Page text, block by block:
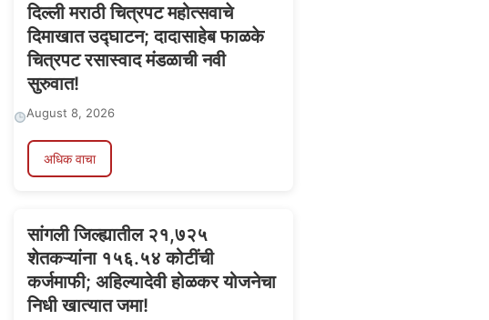
दिल्ली मराठी चित्रपट महोत्सवाचे
दिमाखात उद्घाटन; दादासाहेब फाळके
चित्रपट रसास्वाद मंडळाची नवी
सुरुवात!
August 8, 2026
अधिक वाचा
सांगली जिल्ह्यातील २१,७२५
शेतकऱ्यांना १५६.५४ कोटींची
कर्जमाफी; अहिल्यादेवी होळकर योजनेचा
निधी खात्यात जमा!